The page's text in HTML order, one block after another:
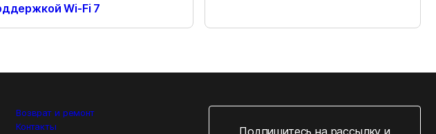
Wi-Fi 7
Возврат и ремонт
Контакты
Подпишитесь на рассылку и